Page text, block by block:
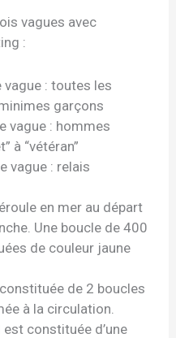
vagues avec
:
vague : toutes les
garçons
vague : hommes
à “vétéran”
vague : relais
en mer au départ
Une boucle de 400
de couleur jaune
de 2 boucles
à la circulation.
est constituée d’une